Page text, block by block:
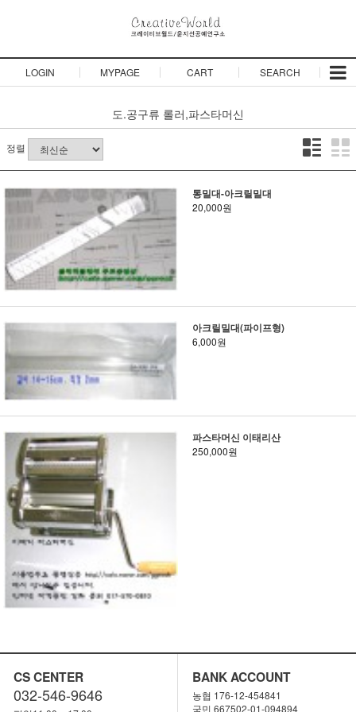
LOGIN MYPAGE CART SEARCH
도.공구류 롤러,파스타머신
정렬
통밀대-아크릴밀대
20,000원
아크릴밀대(파이프형)
6,000원
파스타머신 이태리산
250,000원
CS CENTER
032-546-9646
BANK ACCOUNT
농협 176-12-454841
국민 667502-01-094894